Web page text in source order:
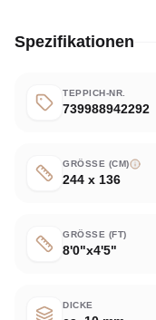
Spezifikationen
TEPPICH-NR.
739988942292
GRÖSSE (CM)
244 x 136
GRÖSSE (FT)
8'0"x4'5"
DICKE